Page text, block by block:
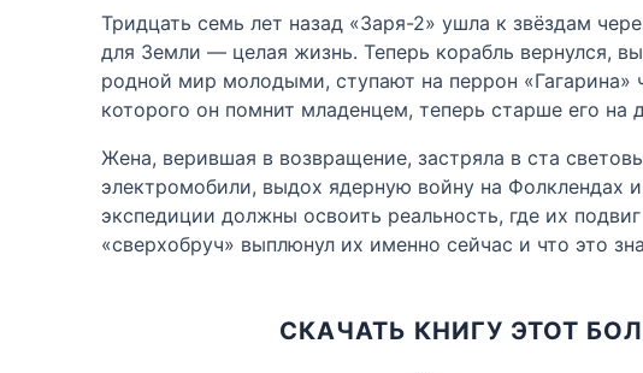
Тридцать семь лет назад «Заря-2» ушла к звёздам
для Земли — целая жизнь. Теперь корабль вернулся,
родной мир молодыми, ступают на перрон
которого он помнит младенцем, теперь старше его на
Жена, верившая в возвращение, застряла в ста
электромобили, выдох ядерную войну на Фолклендах
экспедиции должны освоить реальность, где их
«сверхобруч» выплюнул их именно сейчас и что это
СКАЧАТЬ КНИГУ ЭТОТ